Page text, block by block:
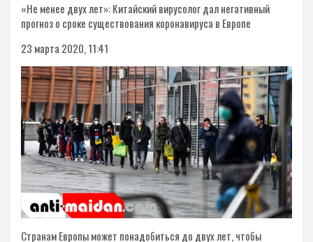
«Не менее двух лет»: Китайский вирусолог дал негативный
прогноз о сроке существования коронавируса в Европе
23 марта 2020, 11:41
Странам Европы может понадобиться до двух лет, чтобы